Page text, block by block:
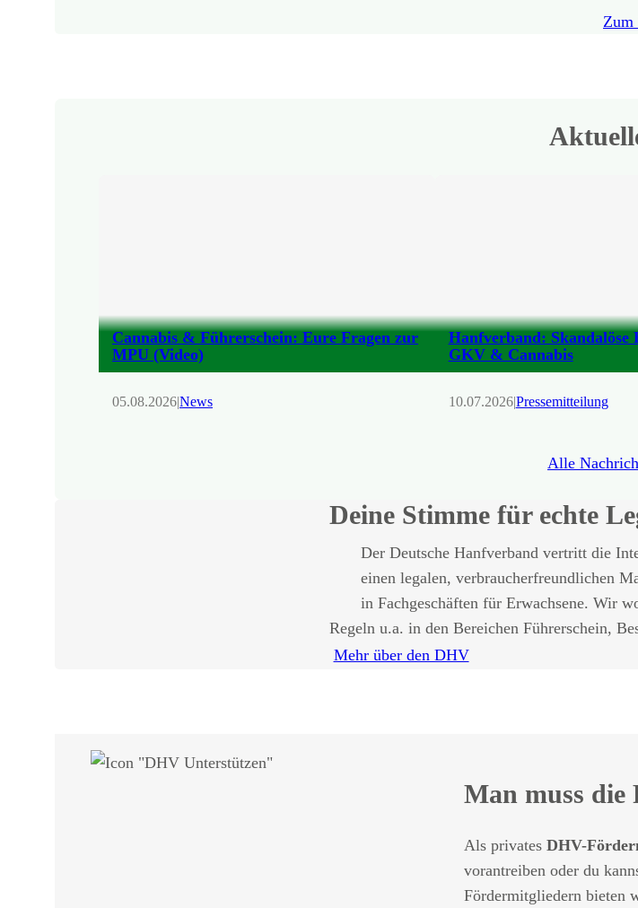
Zum
Cannabis & Führerschein: Eure Fragen zur
MPU (Video)
05.08.2026|News
Hanfverband: Skandalöse
GKV & Cannabis
10.07.2026|Pressemitteilung
Alle
Deine Stimme für echte
Der Deutsche Hanfverband vertritt die
einen legalen, verbraucherfreundlichen
in Fachgeschäften für Erwachsene. Wir
Regeln u.a. in den Bereichen Führerschein,
Mehr über den DHV
Man muss die
Als privatesDHV-
vorantreiben oder du
Fördermitgliedern bieten